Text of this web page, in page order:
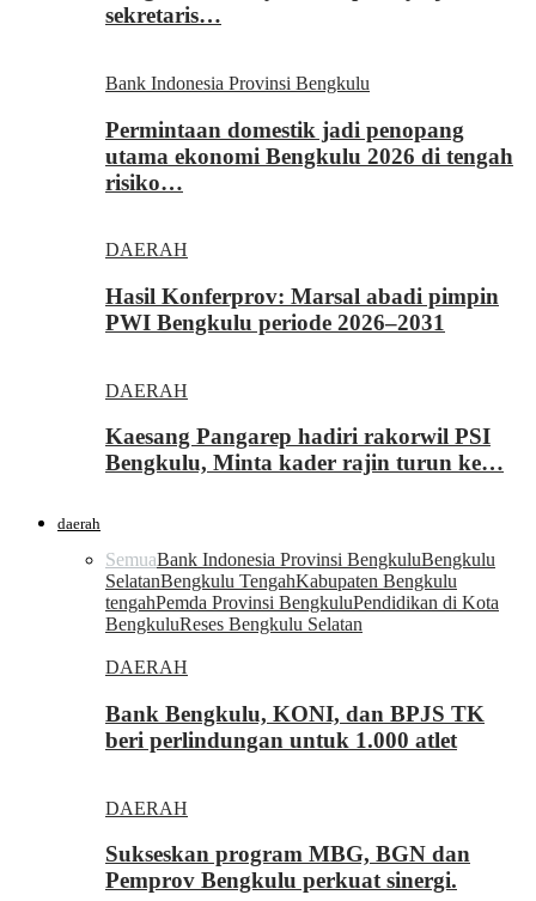
sekretaris…
Bank Indonesia Provinsi Bengkulu
Permintaan domestik jadi penopang
utama ekonomi Bengkulu 2026 di tengah
risiko…
DAERAH
Hasil Konferprov: Marsal abadi pimpin
PWI Bengkulu periode 2026–2031
DAERAH
Kaesang Pangarep hadiri rakorwil PSI
Bengkulu, Minta kader rajin turun ke…
daerah
SemuaBank Indonesia Provinsi BengkuluBengkulu
SelatanBengkulu TengahKabupaten Bengkulu
tengahPemda Provinsi BengkuluPendidikan di Kota
BengkuluReses Bengkulu Selatan
DAERAH
Bank Bengkulu, KONI, dan BPJS TK
beri perlindungan untuk 1.000 atlet
DAERAH
Sukseskan program MBG, BGN dan
Pemprov Bengkulu perkuat sinergi.